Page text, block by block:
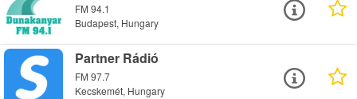
FM 94.1
Budapest, Hungary
Partner Rádió
FM 97.7
Kecskemét, Hungary